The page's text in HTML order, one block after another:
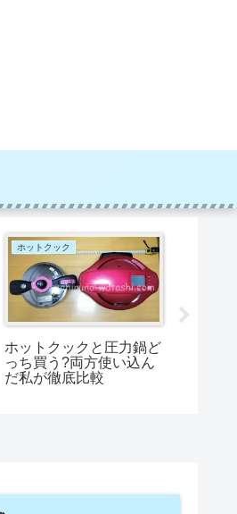
ホットクック
ホットクックと圧力鍋ど
っち買う?両方使い込ん
だ私が徹底比較